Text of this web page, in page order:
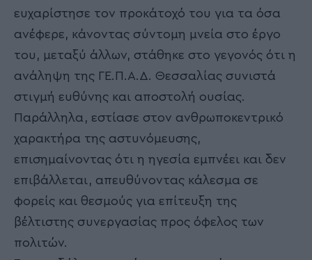
ευχαρίστησε τον προκάτοχό του για τα όσα
ανέφερε, κάνοντας σύντομη μνεία στο έργο
του, μεταξύ άλλων, στάθηκε στο γεγονός ότι η
ανάληψη της ΓΕ.Π.Α.Δ. Θεσσαλίας συνιστά
στιγμή ευθύνης και αποστολή ουσίας.
Παράλληλα, εστίασε στον ανθρωποκεντρικό
χαρακτήρα της αστυνόμευσης,
επισημαίνοντας ότι η ηγεσία εμπνέει και δεν
επιβάλλεται, απευθύνοντας κάλεσμα σε
φορείς και θεσμούς για επίτευξη της
βέλτιστης συνεργασίας προς όφελος των
πολιτών.